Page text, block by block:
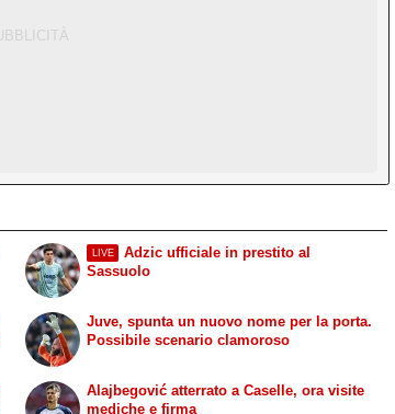
LIVE
Adzic ufficiale in prestito al
Sassuolo
Juve, spunta un nuovo nome per la porta.
Possibile scenario clamoroso
Alajbegović atterrato a Caselle, ora visite
mediche e firma